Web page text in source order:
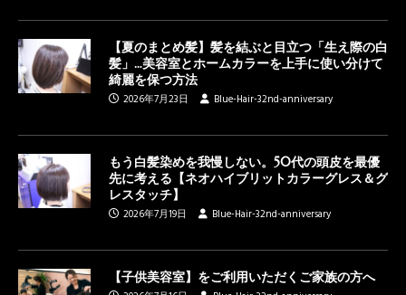
【夏のまとめ髪】髪を結ぶと目立つ「生え際の白
髪」…美容室とホームカラーを上手に使い分けて
綺麗を保つ方法
2026年7月23日
Blue-Hair-32nd-anniversary
もう白髪染めを我慢しない。50代の頭皮を最優
先に考える【ネオハイブリットカラーグレス＆グ
レスタッチ】
2026年7月19日
Blue-Hair-32nd-anniversary
【子供美容室】をご利用いただくご家族の方へ